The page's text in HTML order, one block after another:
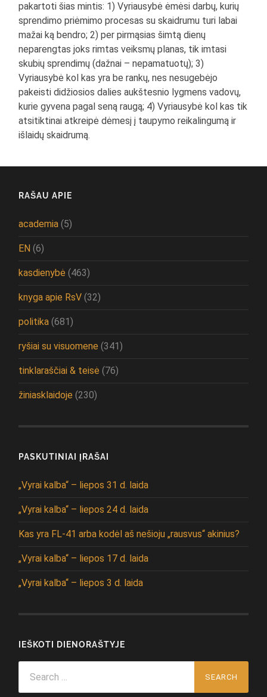
pakartoti šias mintis: 1) Vyriausybė ėmėsi darbų, kurių
sprendimo priėmimo procesas su skaidrumu turi labai
mažai ką bendro; 2) per pirmąsias šimtą dienų
neparengtas joks rimtas veiksmų planas, tik imtasi
skubių sprendimų (dažnai – nepamatuotų); 3)
Vyriausybė kol kas yra be rankų, nes nesugebėjo
pakeisti didžiosios dalies aukštesnio lygmens vadovų,
kurie gyvena pagal seną raugą; 4) Vyriausybė kol kas tik
atsitiktinai atkreipė dėmesį į taupymo reikalingumą ir
išlaidų skaidrumą.
RAŠAU APIE
academia (5)
EN (6)
kasdienybė (463)
knyga apie RsV (32)
politika (681)
ryšiai su visuomene (341)
tinklaraščiai & teisė (76)
žiniasklaidoje (230)
PASKUTINIAI ĮRAŠAI
„Vyrai kalba“ – liepos 31 d. laida
„Vyrai kalba“ – liepos 24 d. laida
Kas yra FL-41 arba kodėl aš nešioju „rausvus“ akinius?
„Vyrai kalba“ – liepos 17 d. laida
„Vyrai kalba“ – liepos 3 d. laida
IEŠKOTI DIENORAŠTYJE
for: